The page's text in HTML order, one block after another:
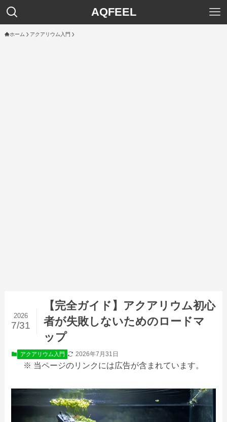
AQFEEL
ホーム アクアリウム入門
【完全ガイド】アクアリウム初心
者が失敗しないためのロードマ
ップ
2026
7/31
アクアリウム入門 2026年7月31日
※ 当ページのリンクには広告が含まれています。